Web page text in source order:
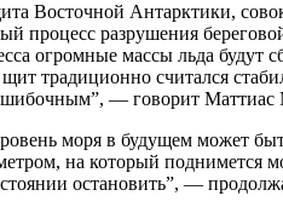
Восточной Антарктики,
процесс разрушения
огромные массы льда
традиционно считался
— говорит Маттиас
моря в будущем может
на который поднимется
остановить”, —